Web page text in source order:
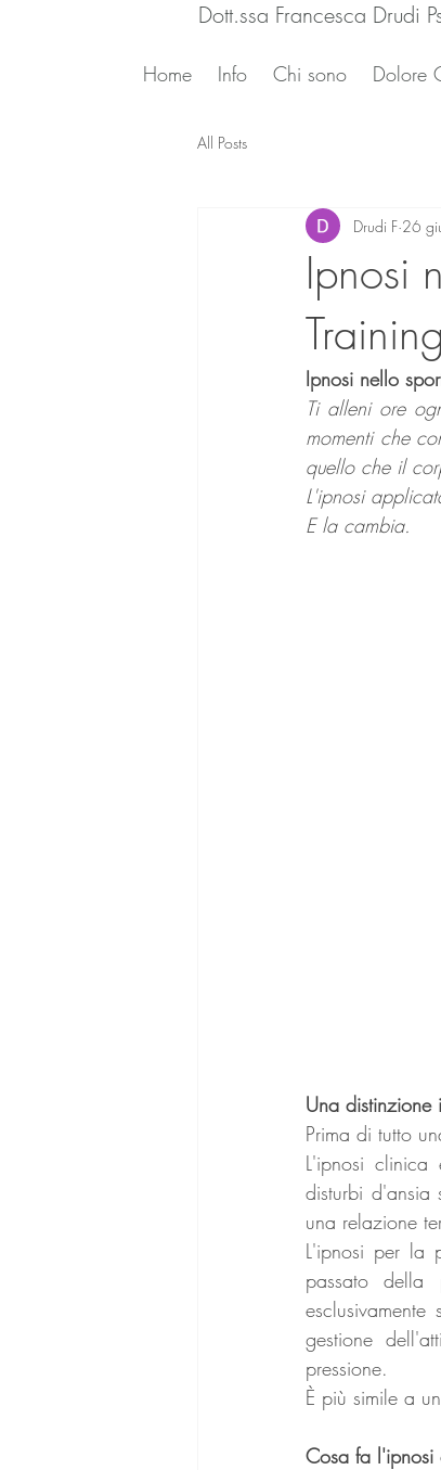
Dott.ssa Francesca Drudi
Home Info Chi sono Dolore
All Posts
Ipnosi
Training
Drudi F 26
Ipnosi nello
Ti alleni ore
momenti che
quello che il
L'ipnosi
E la cambia.
Una
Prima di tutto
L'ipnosi clinica
disturbi d'ansia
una relazione
L'ipnosi per la
passato
gestione
pressione.
È più simile a
Cosa fa l'ipnosi